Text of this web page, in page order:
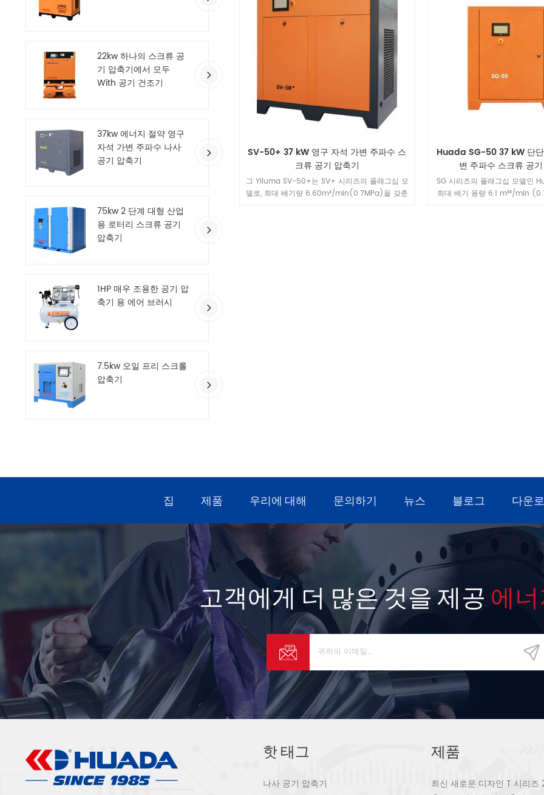
22kw 하나의 스크류 공
기 압축기에서 모두
With 공기 건조기
37kw 에너지 절약 영구
자석 가변 주파수 나사
공기 압축기
75kw 2 단계 대형 산업
용 로터리 스크류 공기
압축기
1HP 매우 조용한 공기 압
축기 용 에어 브러시
7.5kw 오일 프리 스크롤
압축기
SV-50+ 37 kW 영구 자석 가변 주파수 스
크류 공기 압축기
그 Yiluma SV-50+는 SV+ 시리즈의 플래그십 모
델로, 최대 배기량 6.60m³/min(0.7MPa)을 갖춘
Huada SG-50 37 kW 단
변 주파수 스크류 공
SG 시리즈의 플래그십 모델인
최대 배기 용량 6.1 m³³/min
집 제품 우리에 대해 문의하기 뉴스 블로그 다운
고객에게 더 많은 것을 제공 에
핫 태그
나사 공기 압축기
제품
최신 새로운 디자인 T 시리즈